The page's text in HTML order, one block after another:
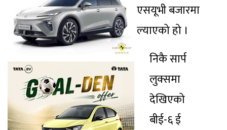
एसयूभी बजारमा
ल्याएको हो ।
निकै सार्प
लुक्समा
देखिएको
बीई-६ ई